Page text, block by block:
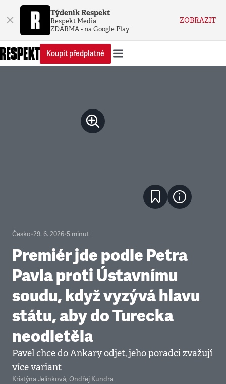
× Týdeník Respekt
Respekt Media
ZDARMA - na Google Play
ZOBRAZIT
Koupit předplatné
Česko•29. 6. 2026•5 minut
Premiér jde podle Petra
Pavla proti Ústavnímu
soudu, když vyzývá hlavu
státu, aby do Turecka
neodletěla
Pavel chce do Ankary odjet, jeho poradci zvažují
více variant
Kristýna Jelínková, Ondřej Kundra